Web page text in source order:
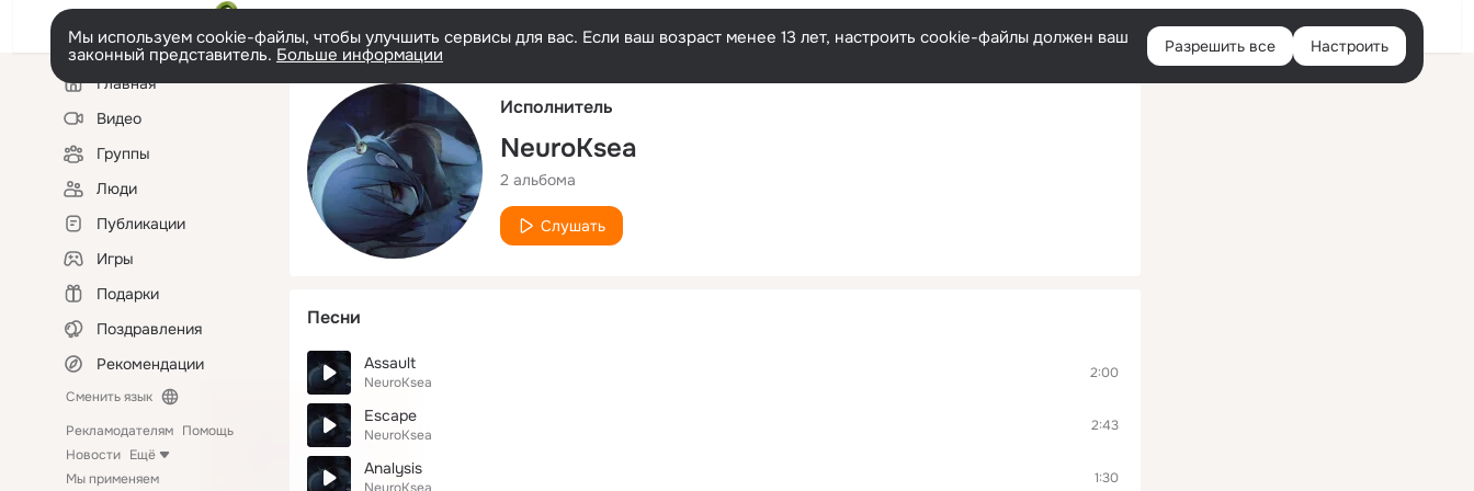
Русский Войти
Мы используем cookie-файлы, чтобы улучшить сервисы для вас. Если ваш возраст менее 13 лет, настроить cookie-файлы должен ваш
законный представитель. Больше информации Разрешить все Настроить
Левая
колонкаГлавная
Видео
Группы
Люди
Публикации
Игры
Подарки
Поздравления
Рекомендации
Сменить язык
Рекламодателям Помощь
Новости Ещё
Мы применяем
Исполнитель
NeuroKsea
2 альбома
Слушать
Песни
Assault
NeuroKsea
2:00
Escape
NeuroKsea
2:43
Analysis 1:30